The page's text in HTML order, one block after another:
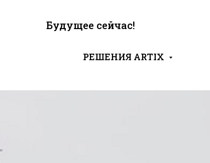
Будущее сейчас!
РЕШЕНИЯ ARTIX